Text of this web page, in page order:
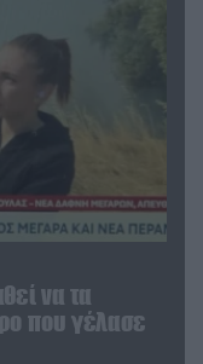
να τα
που γέλασε